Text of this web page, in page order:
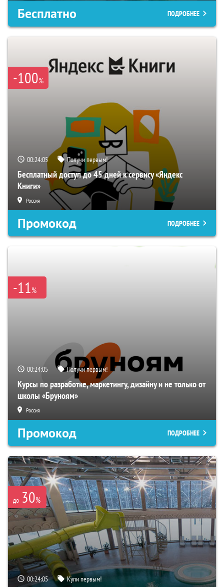
Бесплатно ПОДРОБНЕЕ
-100%
00:24:04 Получи первым!
Бесплатный доступ до 45 дней к сервису «Яндекс
Книги»
Россия
Промокод ПОДРОБНЕЕ
-11%
00:24:04 Получи первым!
Курсы по разработке, маркетингу, дизайну и не только от
школы «Бруноям»
Россия
Промокод ПОДРОБНЕЕ
до 30%
00:24:04 Купи первым!